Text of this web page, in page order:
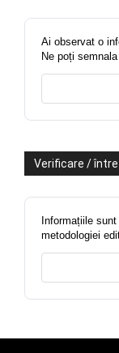
Ai observat o
Ne poți
Verificare /
Informațiile
metodologiei